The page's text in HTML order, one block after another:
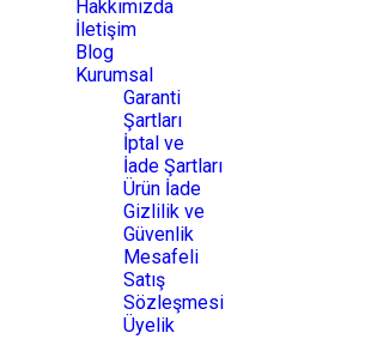
Hakkımızda
İletişim
Blog
Kurumsal
Garanti
Şartları
İptal ve
İade Şartları
Ürün İade
Gizlilik ve
Güvenlik
Mesafeli
Satış
Sözleşmesi
Üyelik